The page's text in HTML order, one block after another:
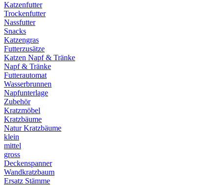
Katzenfutter
Trockenfutter
Nassfutter
Snacks
Katzengras
Futterzusätze
Katzen Napf & Tränke
Napf & Tränke
Futterautomat
Wasserbrunnen
Napfunterlage
Zubehör
Kratzmöbel
Kratzbäume
Natur Kratzbäume
klein
mittel
gross
Deckenspanner
Wandkratzbaum
Ersatz Stämme